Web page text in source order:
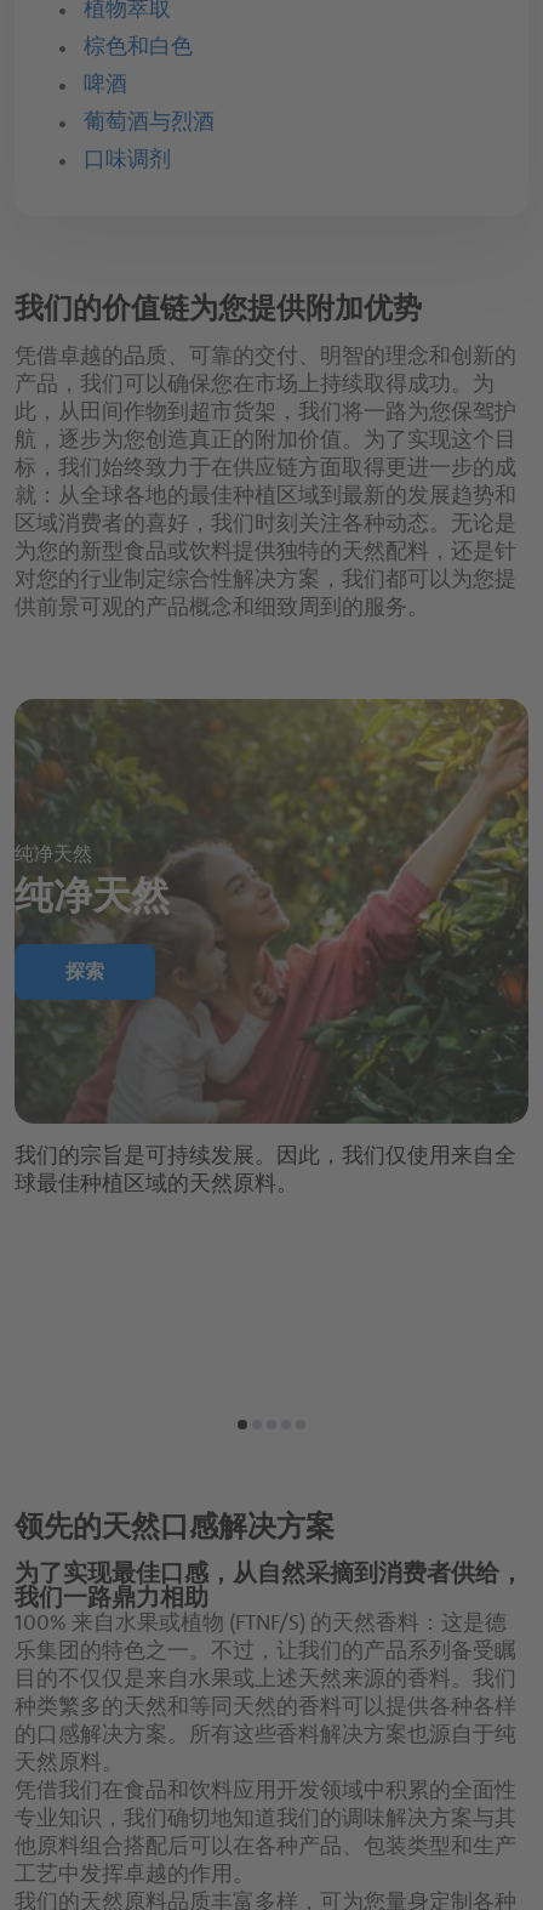
植物基涂抹酱
甜品
冰淇淋
蛋糕和糕饼
饼干&曲奇饼
面包和面包制品
巧克力
硬糖和胶基糖果
谷物和零食产品解决方案概览页
零食
棒
chevron_left回到 "应用与解决方案"
烹饪概览页
生命科学与营养应用
营养素饮料&食品
chevron_left回到 "应用与解决方案"
运动及蛋白质饮料
营养零食
营养药品
药丸
片剂
粉剂
软糖
功能性糖浆
晶钻白
食品加工用蔬菜原料
复合果蔬混合物
水果增甜剂
粉剂
糖浆
预制备
发酵型基料
乳脂基料
创意到市场服务与解决方案
Sensory & Consumer Science Service
Solutions
chevron_left回到 "服务与解决方案"
端到端和供应链服务与解决方案
植物萃取
棕色和白色
啤酒
葡萄酒与烈酒
口味调剂
我们的价值链为您提供附加优势
凭借卓越的品质、可靠的交付、明智的理念和创新的
产品，我们可以确保您在市场上持续取得成功。为
此，从田间作物到超市货架，我们将一路为您保驾护
航，逐步为您创造真正的附加价值。为了实现这个目
标，我们始终致力于在供应链方面取得更进一步的成
就：从全球各地的最佳种植区域到最新的发展趋势和
区域消费者的喜好，我们时刻关注各种动态。无论是
为您的新型食品或饮料提供独特的天然配料，还是针
对您的行业制定综合性解决方案，我们都可以为您提
供前景可观的产品概念和细致周到的服务。
纯净天然
纯净天然
探索
我们的宗旨是可持续发展。因此，我们仅使用来自全
球最佳种植区域的天然原料。
领先的天然口感解决方案
为了实现最佳口感，从自然采摘到消费者供给，
我们一路鼎力相助
100% 来自水果或植物 (FTNF/S) 的天然香料：这是德
乐集团的特色之一。不过，让我们的产品系列备受瞩
目的不仅仅是来自水果或上述天然来源的香料。我们
种类繁多的天然和等同天然的香料可以提供各种各样
的口感解决方案。所有这些香料解决方案也源自于纯
天然原料。
凭借我们在食品和饮料应用开发领域中积累的全面性
专业知识，我们确切地知道我们的调味解决方案与其
他原料组合搭配后可以在各种产品、包装类型和生产
工艺中发挥卓越的作用。
我们的天然原料品质丰富多样，可为您量身定制各种